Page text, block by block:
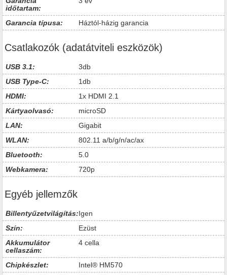
időtartam:
Garancia típusa: Háztól-házig garancia
Csatlakozók (adatátviteli eszközök)
USB 3.1:
3db
USB Type-C:
1db
HDMI:
1x HDMI 2.1
Kártyaolvasó:
microSD
LAN:
Gigabit
WLAN:
802.11 a/b/g/n/ac/ax
Bluetooth:
5.0
Webkamera:
720p
Egyéb jellemzők
Billentyűzetvilágítás:Igen
Szín:
Ezüst
Akkumulátor
cellaszám:
4 cella
Chipkészlet:
Intel® HM570